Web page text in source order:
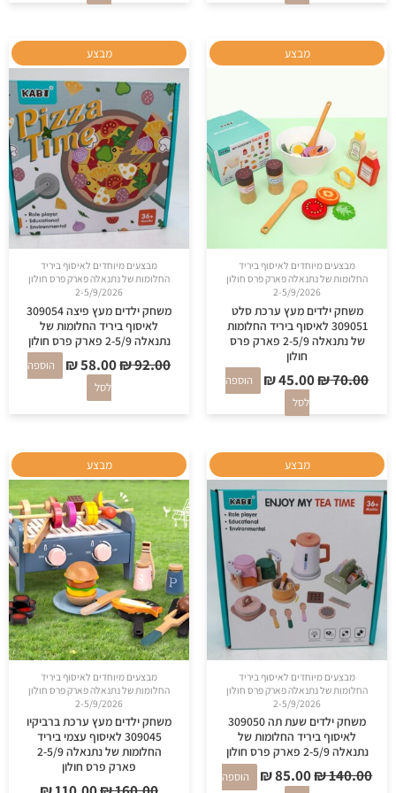
מבצע
מבצעים מיוחדים לאיסוף ביריד
החלומות של נתנאלה פארק פרס חולון
2-5/9/2026
משחק ילדים מעץ ערכת סלט
309051 לאיסוף ביריד החלומות
של נתנאלה 2-5/9 פארק פרס
חולון
₪70.00
המחיר
המקורי
₪45.00
המחיר
הנוכחי
הוספה
לסל
מבצע
מבצעים מיוחדים לאיסוף ביריד
החלומות של נתנאלה פארק פרס חולון
2-5/9/2026
משחק ילדים מעץ פיצה 309054
לאיסוף ביריד החלומות של
נתנאלה 2-5/9 פארק פרס חולון
₪92.00
המחיר
המקורי
היה:
₪ 92.00.
₪58.00
המחיר
הנוכחי
הוא:
₪ 58.00.
הוספה
לסל
מבצע
מבצעים מיוחדים לאיסוף ביריד
החלומות של נתנאלה פארק פרס חולון
2-5/9/2026
משחק ילדים שעת תה 309050
לאיסוף ביריד החלומות של
נתנאלה 2-5/9 פארק פרס חולון
₪140.00
המחיר
המקורי
היה:
₪85.00
המחיר
הנוכחי
הוא:
₪ 85.00.
הוספה
מבצע
מבצעים מיוחדים לאיסוף ביריד
החלומות של נתנאלה פארק פרס חולון
2-5/9/2026
משחק ילדים מעץ ערכת ברביקיו
309045 לאיסוף עצמי ביריד
החלומות של נתנאלה 2-5/9
פארק פרס חולון
המחיר
המקורי
היה:
₪ 160.00.
המחיר
הנוכחי
הוא:
₪ 110.00.